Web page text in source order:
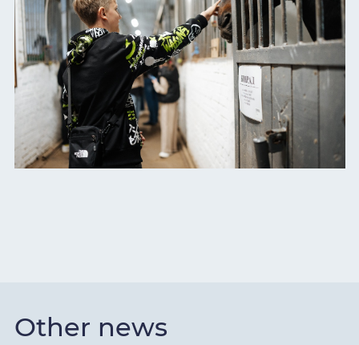
Other news